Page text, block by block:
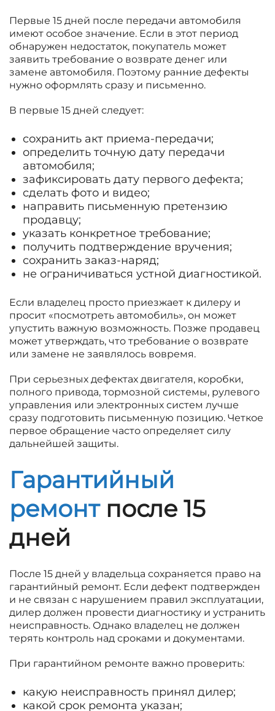
Первые 15 дней после передачи автомобиля
имеют особое значение. Если в этот период
обнаружен недостаток, покупатель может
заявить требование о возврате денег или
замене автомобиля. Поэтому ранние дефекты
нужно оформлять сразу и письменно.
В первые 15 дней следует:
сохранить акт приема-передачи;
определить точную дату передачи
автомобиля;
зафиксировать дату первого дефекта;
сделать фото и видео;
направить письменную претензию
продавцу;
указать конкретное требование;
получить подтверждение вручения;
сохранить заказ-наряд;
не ограничиваться устной диагностикой.
Если владелец просто приезжает к дилеру и
просит «посмотреть автомобиль», он может
упустить важную возможность. Позже продавец
может утверждать, что требование о возврате
или замене не заявлялось вовремя.
При серьезных дефектах двигателя, коробки,
полного привода, тормозной системы, рулевого
управления или электронных систем лучше
сразу подготовить письменную позицию. Четкое
первое обращение часто определяет силу
дальнейшей защиты.
Гарантийный
ремонт после 15
дней
После 15 дней у владельца сохраняется право на
гарантийный ремонт. Если дефект подтвержден
и не связан с нарушением правил эксплуатации,
дилер должен провести диагностику и устранить
неисправность. Однако владелец не должен
терять контроль над сроками и документами.
При гарантийном ремонте важно проверить:
какую неисправность принял дилер;
какой срок ремонта указан;